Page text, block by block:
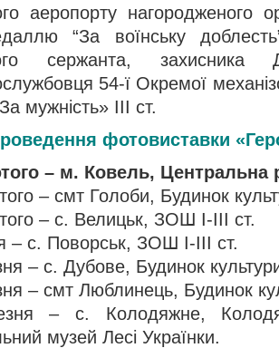
аеропорту нагородженого
“За воїнську
сержанта, захисника
54-ї Окремої
мужність» ІІІ ст.
фотовиставки
– м. Ковель, Центральна
– смт Голоби, Будинок
– с. Велицьк, ЗОШ І-ІІІ ст.
– с. Поворськ, ЗОШ І-ІІІ ст.
– с. Дубове, Будинок
– смт Люблинець, Будинок
– с. Колодяжне,
музей Лесі Українки.